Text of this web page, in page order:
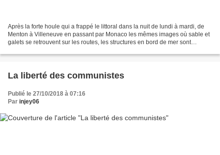
Après la forte houle qui a frappé le littoral dans la nuit de lundi à mardi, de
Menton à Villeneuve en passant par Monaco les mêmes images où sable et
galets se retrouvent sur les routes, les structures en bord de mer sont
La liberté des communistes
Publié le 27/10/2018 à 07:16
Par injey06